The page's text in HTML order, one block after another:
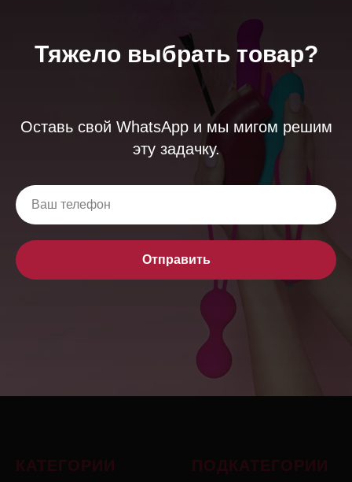
Тяжело выбрать товар?
Оставь свой WhatsApp и мы мигом решим
эту задачку.
Отправить
КАТЕГОРИИ ПОДКАТЕГОРИИ